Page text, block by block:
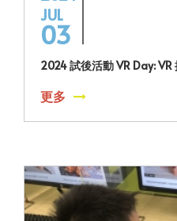
JUL
03
2024 試後活動 VR Day:
更多